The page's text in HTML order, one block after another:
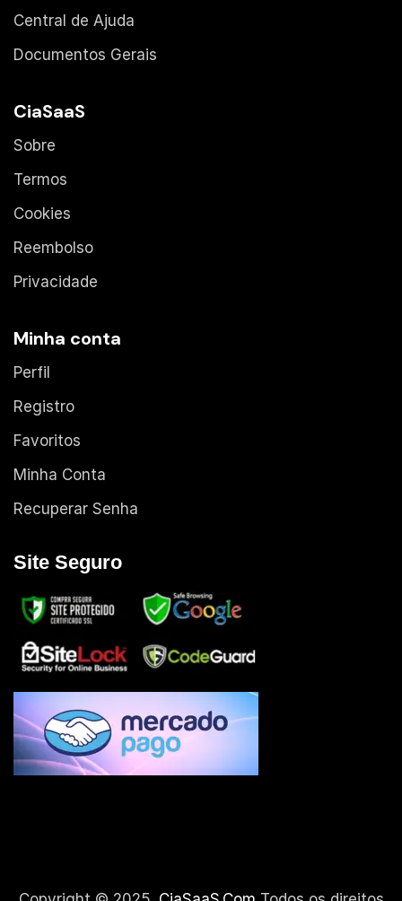
Central de Ajuda
Documentos Gerais
CiaSaaS
Sobre
Termos
Cookies
Reembolso
Privacidade
Minha conta
Perfil
Registro
Favoritos
Minha Conta
Recuperar Senha
Site Seguro